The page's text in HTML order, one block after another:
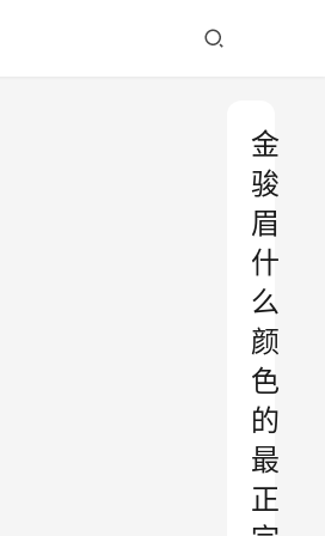
金
骏
眉
什
么
颜
色
的
最
正